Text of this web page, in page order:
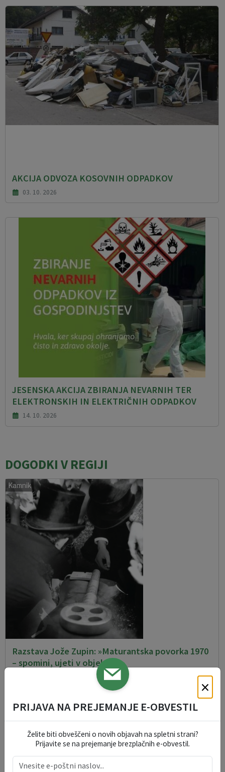
AKCIJA ODVOZA KOSOVNIH ODPADKOV
03. 10. 2026
JESENSKA AKCIJA ZBIRANJA NEVARNIH TER
ELEKTRONSKIH IN ELEKTRIČNIH ODPADKOV
14. 10. 2026
DOGODKI V REGIJI
Kamnik
Razstava Jože Zupin: »Maturantska povorka 1970
– spomini, ujeti v objektiv«
Škofljica
×
PRIJAVA NA PREJEMANJE E-OBVESTIL
Želite biti obveščeni o novih objavah na spletni strani?
Prijavite se na prejemanje brezplačnih e-obvestil.